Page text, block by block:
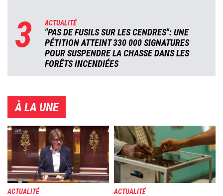
3 ACTUALITÉ
"PAS DE FUSILS SUR LES CENDRES": UNE
PÉTITION ATTEINT 330 000 SIGNATURES
POUR SUSPENDRE LA CHASSE DANS LES
FORÊTS INCENDIÉES
À LA UNE
Image
ACTUALITÉ
Image
ACTUALITÉ